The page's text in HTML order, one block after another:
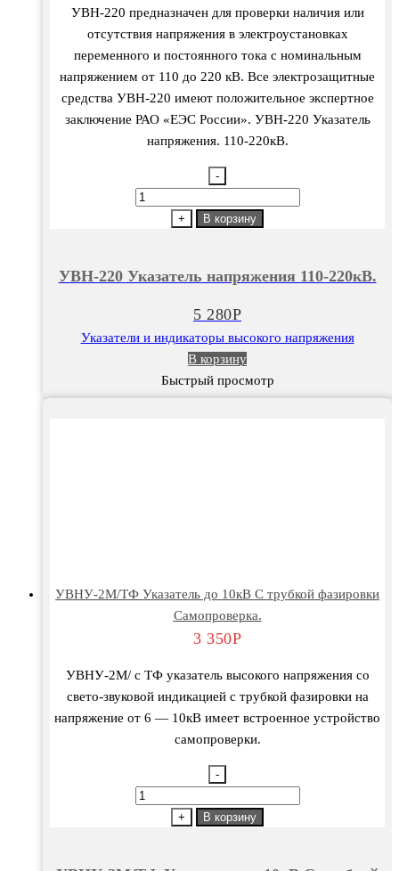
УВН-220 предназначен для проверки наличия или
отсутствия напряжения в электроустановках
переменного и постоянного тока с номинальным
напряжением от 110 до 220 кВ. Все электрозащитные
средства УВН-220 имеют положительное экспертное
заключение РАО «ЕЭС России». УВН-220 Указатель
напряжения. 110-220кВ.
-
Количество
напряжения
+ В корзину
УВН-220 Указатель напряжения 110-220кВ.
5 280Р
Указатели и индикаторы высокого напряжения
В корзину
Быстрый просмотр
УВНУ-2М/ТФ Указатель до 10кВ С трубкой фазировки
Самопроверка.
3 350Р
УВНУ-2М/ с ТФ указатель высокого напряжения со
свето-звуковой индикацией с трубкой фазировки на
напряжение от 6 — 10кВ имеет встроенное устройство
самопроверки.
-
Количество
+ В корзину